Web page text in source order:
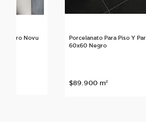
Neutro Novu
Porcelanato Para Piso Y
60x60 Negro
$89.900 m²